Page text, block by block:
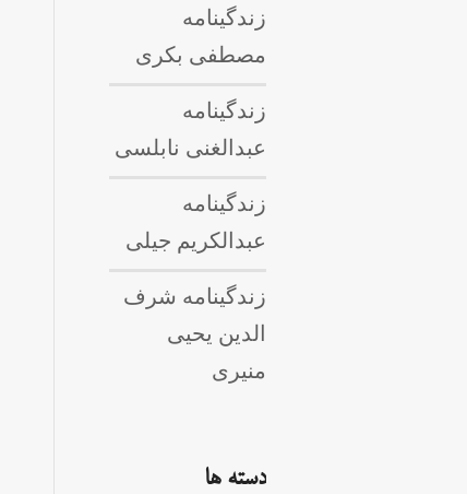
زندگینامه
مصطفی بکری
زندگینامه
عبدالغنی نابلسی
زندگینامه
عبدالکریم جیلی
زندگینامه شرف
الدین یحیی
منیری
دسته ها